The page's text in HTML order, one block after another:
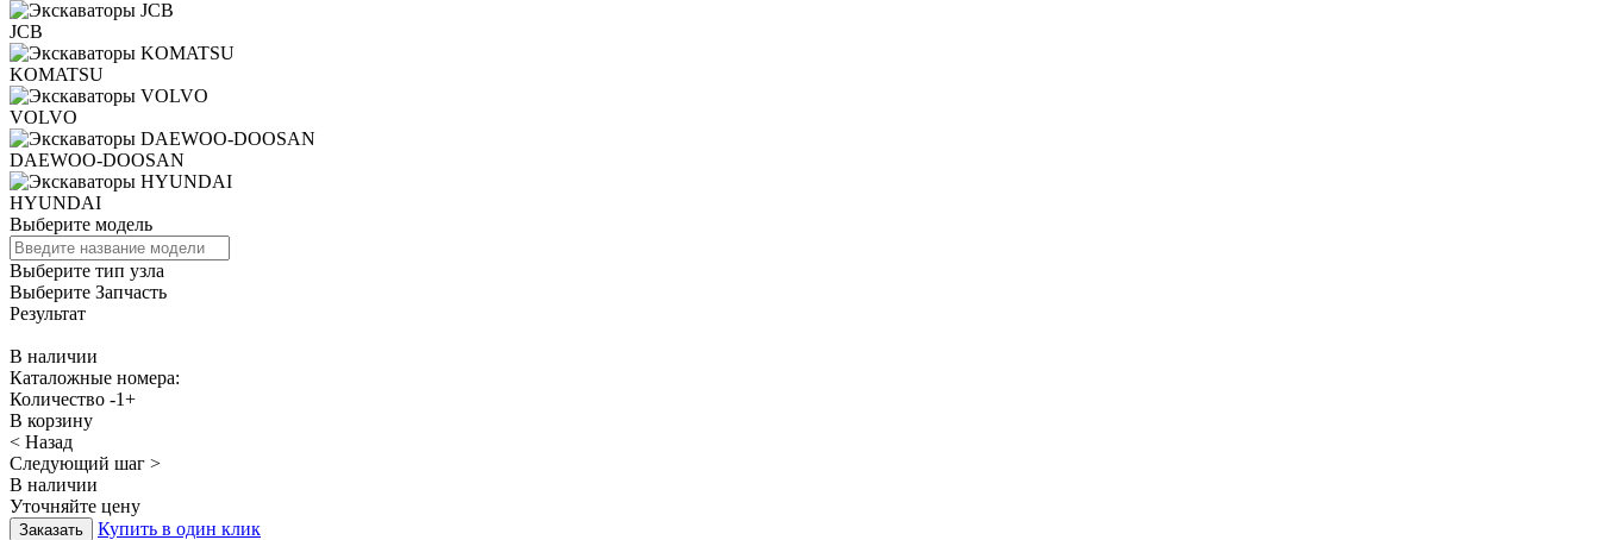
JCB
KOMATSU
VOLVO
DAEWOO-DOOSAN
HYUNDAI
Выберите модель
Выберите тип узла
Выберите Запчасть
Результат
В наличии
Каталожные номера:
Количество -1+
В корзину
< Назад
Следующий шаг >
В наличии
Уточняйте цену
Купить в один клик